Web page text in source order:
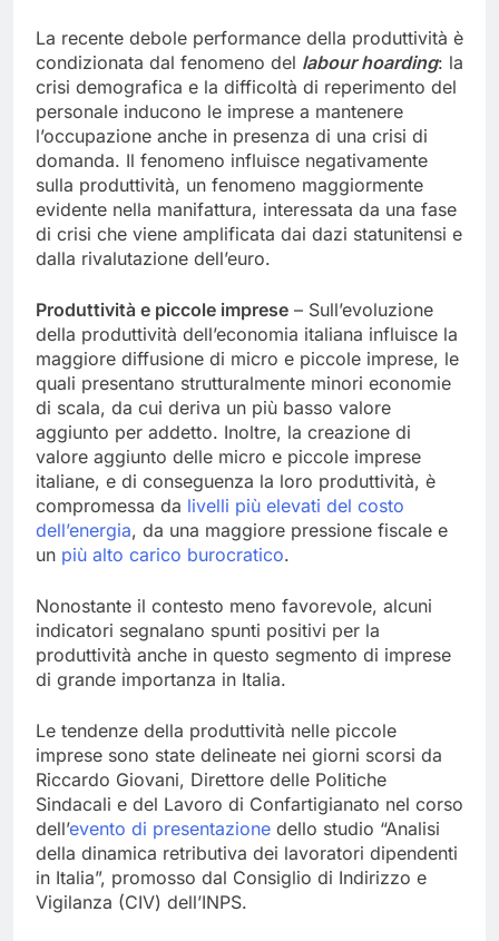
La recente debole performance della produttività è
condizionata dal fenomeno del labour hoarding: la
crisi demografica e la difficoltà di reperimento del
personale inducono le imprese a mantenere
l’occupazione anche in presenza di una crisi di
domanda. Il fenomeno influisce negativamente
sulla produttività, un fenomeno maggiormente
evidente nella manifattura, interessata da una fase
di crisi che viene amplificata dai dazi statunitensi e
dalla rivalutazione dell’euro.
Produttività e piccole imprese – Sull’evoluzione
della produttività dell’economia italiana influisce la
maggiore diffusione di micro e piccole imprese, le
quali presentano strutturalmente minori economie
di scala, da cui deriva un più basso valore
aggiunto per addetto. Inoltre, la creazione di
valore aggiunto delle micro e piccole imprese
italiane, e di conseguenza la loro produttività, è
compromessa da livelli più elevati del costo
dell’energia, da una maggiore pressione fiscale e
un più alto carico burocratico.
Nonostante il contesto meno favorevole, alcuni
indicatori segnalano spunti positivi per la
produttività anche in questo segmento di imprese
di grande importanza in Italia.
Le tendenze della produttività nelle piccole
imprese sono state delineate nei giorni scorsi da
Riccardo Giovani, Direttore delle Politiche
Sindacali e del Lavoro di Confartigianato nel corso
dell’evento di presentazione dello studio “Analisi
della dinamica retributiva dei lavoratori dipendenti
in Italia”, promosso dal Consiglio di Indirizzo e
Vigilanza (CIV) dell’INPS.